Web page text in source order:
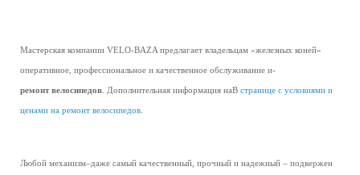
Мастерская компании VELO-BAZA предлагает владельцам «железных коней»
оперативное, профессиональное и качественное обслуживание и-
ремонт велосипедов . Дополнительная информация наВ странице с условиями и
ценами на ремонт велосипедов
Любой механизм–даже самый качественный, прочный и надежный – подвержен